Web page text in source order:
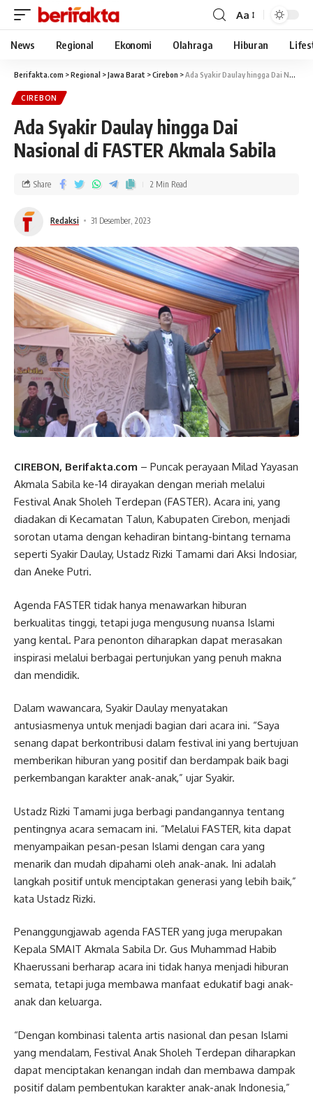
Aa
News Regional Ekonomi Olahraga Hiburan
Berifakta.com >Regional >Jawa Barat >Cirebon >Ada Syakir Daulay hingga Dai Nasional di FASTER Akmala Sabila
CIREBON
Ada Syakir Daulay hingga Dai
Nasional di FASTER Akmala Sabila
Redaksi 31 Desember, 2023
Share 2 Min Read
CIREBON, Berifakta.com – Puncak perayaan Milad Yayasan
Akmala Sabila ke-14 dirayakan dengan meriah melalui
Festival Anak Sholeh Terdepan (FASTER). Acara ini, yang
diadakan di Kecamatan Talun, Kabupaten Cirebon, menjadi
sorotan utama dengan kehadiran bintang-bintang ternama
seperti Syakir Daulay, Ustadz Rizki Tamami dari Aksi Indosiar,
dan Aneke Putri.
Agenda FASTER tidak hanya menawarkan hiburan
berkualitas tinggi, tetapi juga mengusung nuansa Islami
yang kental. Para penonton diharapkan dapat merasakan
inspirasi melalui berbagai pertunjukan yang penuh makna
dan mendidik.
Dalam wawancara, Syakir Daulay menyatakan
antusiasmenya untuk menjadi bagian dari acara ini. “Saya
senang dapat berkontribusi dalam festival ini yang bertujuan
memberikan hiburan yang positif dan berdampak baik bagi
perkembangan karakter anak-anak,” ujar Syakir.
Ustadz Rizki Tamami juga berbagi pandangannya tentang
pentingnya acara semacam ini. “Melalui FASTER, kita dapat
menyampaikan pesan-pesan Islami dengan cara yang
menarik dan mudah dipahami oleh anak-anak. Ini adalah
langkah positif untuk menciptakan generasi yang lebih baik,”
kata Ustadz Rizki.
Penanggungjawab agenda FASTER yang juga merupakan
Kepala SMAIT Akmala Sabila Dr. Gus Muhammad Habib
Khaerussani berharap acara ini tidak hanya menjadi hiburan
semata, tetapi juga membawa manfaat edukatif bagi anak-
anak dan keluarga.
“Dengan kombinasi talenta artis nasional dan pesan Islami
yang mendalam, Festival Anak Sholeh Terdepan diharapkan
dapat menciptakan kenangan indah dan membawa dampak
positif dalam pembentukan karakter anak-anak Indonesia,”